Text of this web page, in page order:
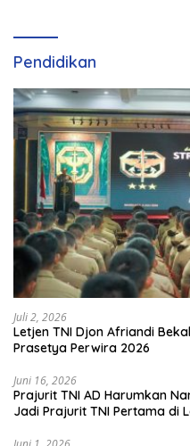
Pendidikan
Juli 2, 2026
Letjen TNI Djon Afriandi
Prasetya Perwira 2026
Juni 16, 2026
Prajurit TNI AD Harumkan
Jadi Prajurit TNI Pertama di